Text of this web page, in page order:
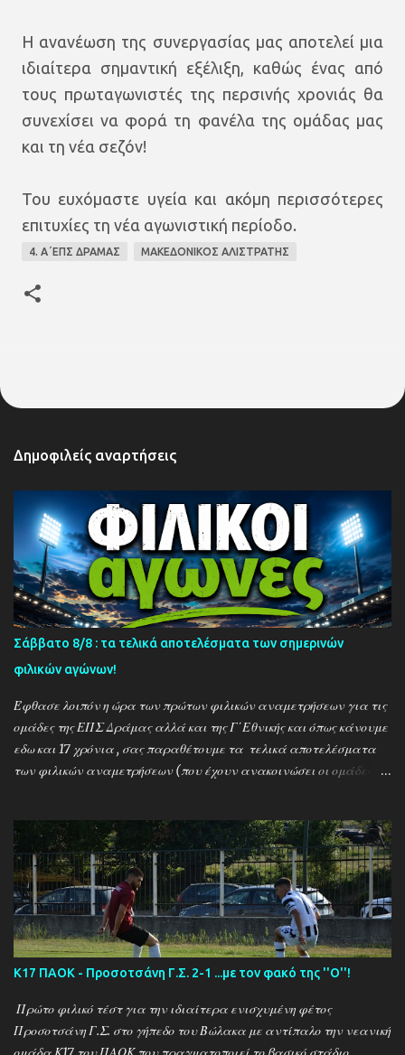
Η ανανέωση της συνεργασίας μας αποτελεί μια
ιδιαίτερα σημαντική εξέλιξη, καθώς ένας από
τους πρωταγωνιστές της περσινής χρονιάς θα
συνεχίσει να φορά τη φανέλα της ομάδας μας
και τη νέα σεζόν!
Του ευχόμαστε υγεία και ακόμη περισσότερες
επιτυχίες τη νέα αγωνιστική περίοδο.
4. Α΄ΕΠΣ ΔΡΑΜΑΣ ΜΑΚΕΔΟΝΙΚΟΣ ΑΛΙΣΤΡΑΤΗΣ
Δημοφιλείς αναρτήσεις
Σάββατο 8/8 : τα τελικά αποτελέσματα των σημερινών
φιλικών αγώνων!
Έφθασε λοιπόν η ώρα των πρώτων φιλικών αναμετρήσεων για τις
ομάδες της ΕΠΣ Δράμας αλλά και της Γ΄Εθνικής και όπως κάνουμε
εδω και 17 χρόνια , σας παραθέτουμε τα τελικά αποτελέσματα
των φιλικών αναμετρήσεων (που έχουν ανακοινώσει οι ομάδες) ....
Ξηροποτάμος - Νευροκοπι 2-2 Α.Ο. Καβάλα - Αγ. Αθανάσιος 5-1
Μαυρόβατος - Αμπελοκηποι 0-2 Κ17 ΠΑΟΚ - Προσοτσάνη 2-1
(7/8) ------------------------------------------------------
--------- Ν. Αμισος - Νεοχώρι Σερρών 3-0
Κ17 ΠΑΟΚ - Προσοτσάνη Γ.Σ. 2-1 ...με τον φακό της ''Ο''!
Πρώτο φιλικό τέστ για την ιδιαίτερα ενισχυμένη φέτος
Προσοτσάνη Γ.Σ. στο γήπεδο του Βώλακα με αντίπαλο την νεανική